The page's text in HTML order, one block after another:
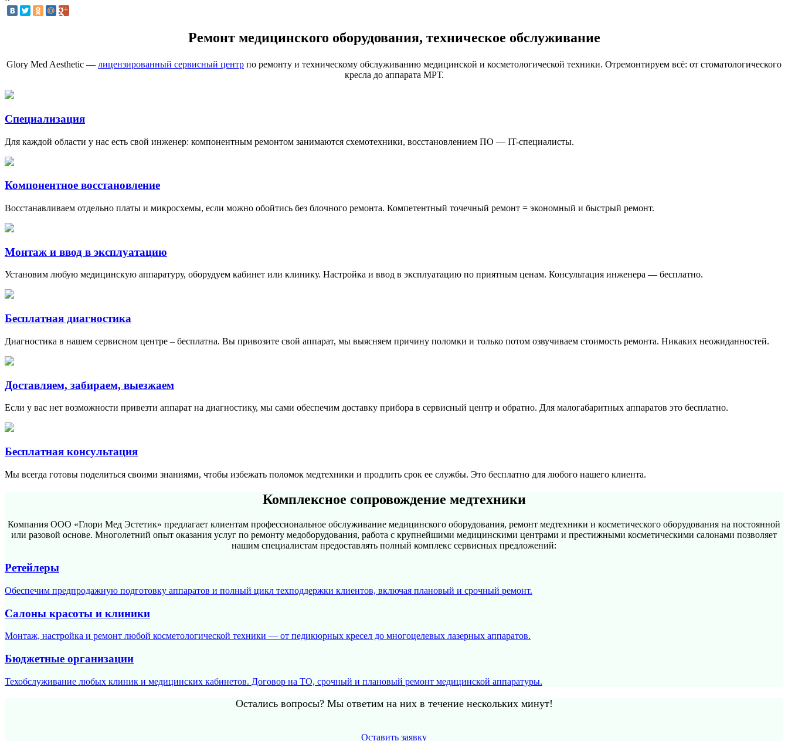
Ремонт медицинского оборудования, техническое обслуживание
Glory Med Aesthetic — лицензированный сервисный центр по ремонту и техническому обслуживанию медицинской и косметологической техники. Отремонтируем всё: от стоматологического
кресла до аппарата МРТ.
Специализация
Для каждой области у нас есть свой инженер: компонентным ремонтом занимаются схемотехники, восстановлением ПО — IT-специалисты.
Компонентное восстановление
Восстанавливаем отдельно платы и микросхемы, если можно обойтись без блочного ремонта. Компетентный точечный ремонт = экономный и быстрый ремонт.
Монтаж и ввод в эксплуатацию
Установим любую медицинскую аппаратуру, оборудуем кабинет или клинику. Настройка и ввод в эксплуатацию по приятным ценам. Консультация инженера — бесплатно.
Бесплатная диагностика
Диагностика в нашем сервисном центре – бесплатна. Вы привозите свой аппарат, мы выясняем причину поломки и только потом озвучиваем стоимость ремонта. Никаких неожиданностей.
Доставляем, забираем, выезжаем
Если у вас нет возможности привезти аппарат на диагностику, мы сами обеспечим доставку прибора в сервисный центр и обратно. Для малогабаритных аппаратов это бесплатно.
Бесплатная консультация
Мы всегда готовы поделиться своими знаниями, чтобы избежать поломок медтехники и продлить срок ее службы. Это бесплатно для любого нашего клиента.
Комплексное сопровождение медтехники
Компания ООО «Глори Мед Эстетик» предлагает клиентам профессиональное обслуживание медицинского оборудования, ремонт медтехники и косметического оборудования на постоянной
или разовой основе. Многолетний опыт оказания услуг по ремонту медоборудования, работа с крупнейшими медицинскими центрами и престижными косметическими салонами позволяет
нашим специалистам предоставлять полный комплекс сервисных предложений:
Ретейлеры
Обеспечим предпродажную подготовку аппаратов и полный цикл техподдержки клиентов, включая плановый и срочный ремонт.
Салоны красоты и клиники
Монтаж, настройка и ремонт любой косметологической техники — от педикюрных кресел до многоцелевых лазерных аппаратов.
Бюджетные организации
Техобслуживание любых клиник и медицинских кабинетов. Договор на ТО, срочный и плановый ремонт медицинской аппаратуры.
Остались вопросы? Мы ответим на них в течение нескольких минут!
Оставить заявку